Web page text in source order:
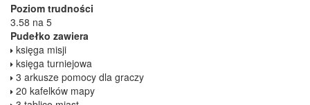
Poziom trudności
3.58 na 5
Pudełko zawiera
księga misji
księga turniejowa
3 arkusze pomocy dla graczy
20 kafelków mapy